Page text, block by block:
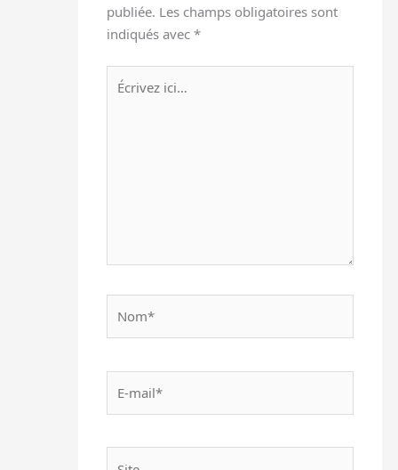
publiée. Les champs obligatoires sont
indiqués avec*
Écrivez
ici…
mail*